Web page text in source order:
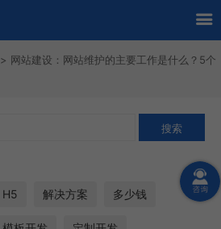
> 网站建设：网站维护的主要工作是什么？5个
H5 解决方案 多少钱